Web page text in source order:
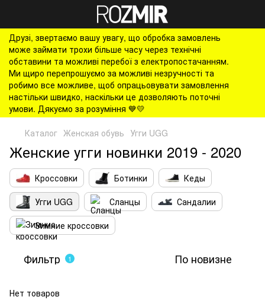
Друзі, звертаємо вашу увагу, що обробка замовлень
може займати трохи більше часу через технічні
обставини та можливі перебої з електропостачанням.
Ми щиро перепрошуємо за можливі незручності та
робимо все можливе, щоб опрацьовувати замовлення
настільки швидко, наскільки це дозволяють поточні
умови. Дякуємо за розуміння 💙💛
Каталог Женская обувь Угги UGG
Женские угги новинки 2019 - 2020
Кроссовки Ботинки
Кеды
Угги UGG
Сланцы
Сандалии
Зимние кроссовки
Фильтр 1 По новизне
Нет товаров